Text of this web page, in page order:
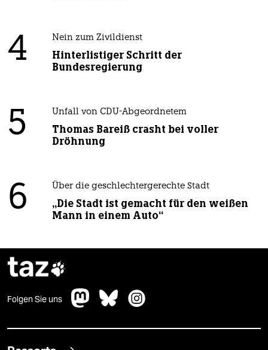
4 Nein zum Zivildienst
Hinterlistiger Schritt der
Bundesregierung
5 Unfall von CDU-Abgeordnetem
Thomas Bareiß crasht bei voller
Dröhnung
6 Über die geschlechtergerechte Stadt
„Die Stadt ist gemacht für den weißen
Mann in einem Auto“
taz
Folgen Sie uns